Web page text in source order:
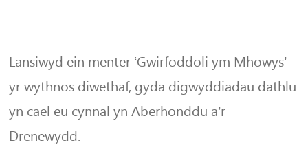
Lansiwyd ein menter ‘Gwirfoddoli ym Mhowys’
yr wythnos diwethaf, gyda digwyddiadau dathlu
yn cael eu cynnal yn Aberhonddu a’r
Drenewydd.